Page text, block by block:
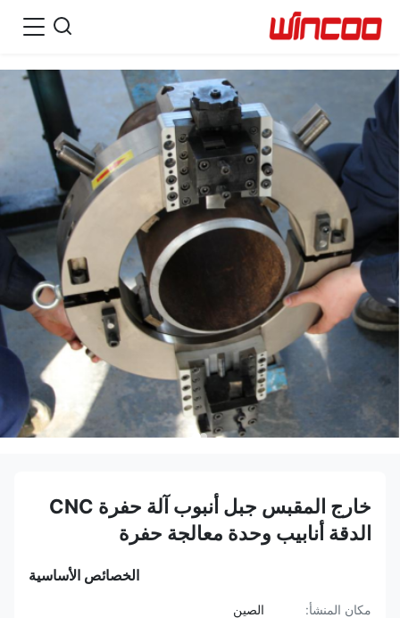
خارج المقبس جبل أنبوب آلة حفرة CNC
الدقة أنابيب وحدة معالجة حفرة
الخصائص الأساسية
مكان المنشأ:
الصين